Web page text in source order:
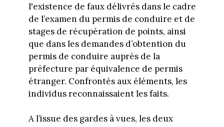
l'existence de faux délivrés dans le cadre
de l’examen du permis de conduire et de
stages de récupération de points, ainsi
que dans les demandes d’obtention du
permis de conduire auprès de la
préfecture par équivalence de permis
étranger. Confrontés aux éléments, les
individus reconnaissaient les faits.
A l’issue des gardes à vues, les deux